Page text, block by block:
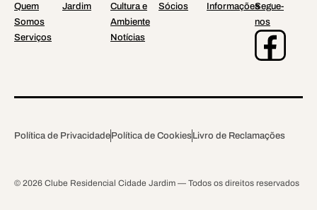
Quem
Somos
Serviços
Jardim
Cultura e
Ambiente
Notícias
Sócios InformaçõesSegue-
nos
Política de PrivacidadePolítica de CookiesLivro de Reclamações
© 2026 Clube Residencial Cidade Jardim — Todos os direitos reservados